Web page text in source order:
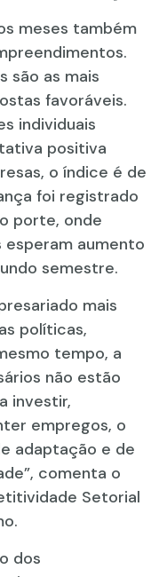
meses também
são as mais
favoráveis.
individuais
positiva
o índice é de
foi registrado
porte, onde
esperam aumento
semestre.
mais
políticas,
tempo, a
não estão
investir,
empregos, o
adaptação e de
comenta o
Setorial
dos